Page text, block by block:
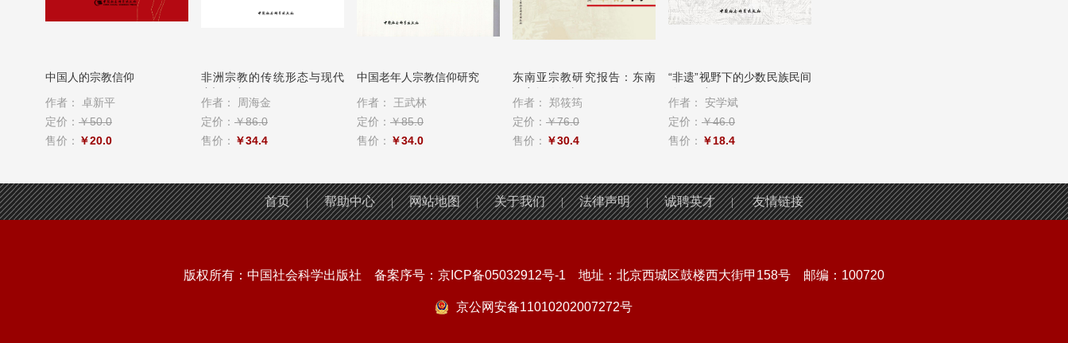
中国人的宗教信仰
作者： 卓新平
定价： ￥50.0
售价： ￥20.0
非洲宗教的传统形态与现代
作者： 周海金
定价： ￥86.0
售价： ￥34.4
中国老年人宗教信仰研究
作者： 王武林
定价： ￥85.0
售价： ￥34.0
东南亚宗教研究报告：东南
作者： 郑筱筠
定价： ￥76.0
售价： ￥30.4
“非遗”视野下的少数民族民间
作者： 安学斌
定价： ￥46.0
售价： ￥18.4
首页 | 帮助中心 | 网站地图 | 关于我们 | 法律声明 | 诚聘英才 | 友情链接
版权所有：中国社会科学出版社 备案序号： 京ICP备05032912号-1 地址：北京西城区鼓楼西大街甲158号 邮编：100720
京公网安备11010202007272号